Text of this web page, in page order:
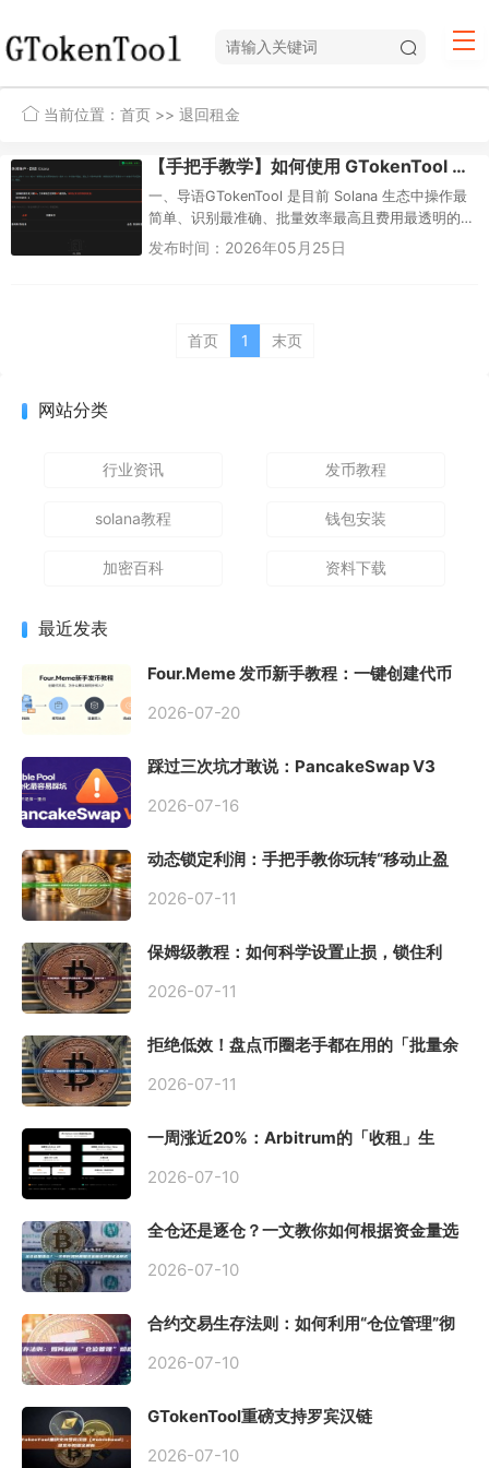
当前位置： 首页 >> 退回租金
【手把手教学】如何使用 GTokenTool 租金回收工具关闭 Solana 账户并退回租金？
一、导语GTokenTool 是目前 Solana 生态中操作最
简单、识别最准确、批量效率最高且费用最透明的
租金回收工具——你只需连接钱包、扫描账户、勾
发布时间：2026年05月25日
首页 1 末页
网站分类
行业资讯 发币教程
solana教程 钱包安装
加密百科 资料下载
最近发表
Four.Meme 发币新手教程：一键创建代币
2026-07-20
踩过三次坑才敢说：PancakeSwap V3
初始化
2026-07-16
动态锁定利润：手把手教你玩转“移动止盈
2026-07-11
保姆级教程：如何科学设置止损，锁住利
2026-07-11
拒绝低效！盘点币圈老手都在用的「批量余
2026-07-11
一周涨近20%：Arbitrum的「收租」生
2026-07-10
全仓还是逐仓？一文教你如何根据资金量选
2026-07-10
合约交易生存法则：如何利用“仓位管理”彻
2026-07-10
GTokenTool重磅支持罗宾汉链
2026-07-10